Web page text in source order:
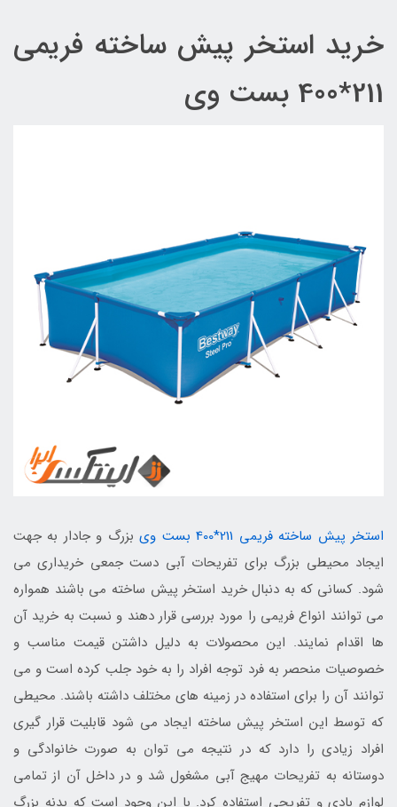
خرید استخر پیش ساخته فریمی
211*400 بست وی
استخر پیش ساخته فریمی 211*400 بست وی
بزرگ و جادار به جهت
ایجاد محیطی بزرگ برای تفریحات آبی دست جمعی خریداری می
شود. کسانی که به دنبال خرید استخر پیش ساخته می باشند همواره
می توانند انواع فریمی را مورد بررسی قرار دهند و نسبت به خرید آن
ها اقدام نمایند. این محصولات به دلیل داشتن قیمت مناسب و
خصوصیات منحصر به فرد توجه افراد را به خود جلب کرده است و می
توانند آن را برای استفاده در زمینه های مختلف داشته باشند. محیطی
که توسط این استخر پیش ساخته ایجاد می شود قابلیت قرار گیری
افراد زیادی را دارد که در نتیجه می توان به صورت خانوادگی و
دوستانه به تفریحات مهیج آبی مشغول شد و در داخل آن از تمامی
لوازم بادی و تفریحی استفاده کرد. با این وجود است که بدنه بزرگ